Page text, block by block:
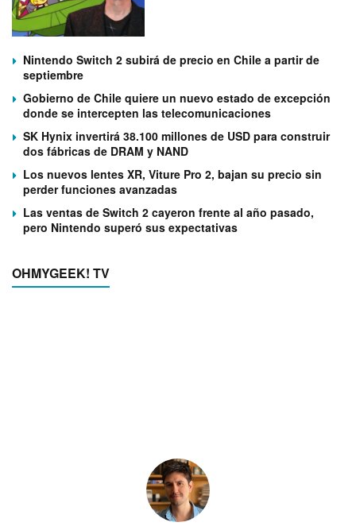
Nintendo Switch 2 subirá de precio en Chile a partir de
septiembre
Gobierno de Chile quiere un nuevo estado de excepción
donde se intercepten las telecomunicaciones
SK Hynix invertirá 38.100 millones de USD para construir
dos fábricas de DRAM y NAND
Los nuevos lentes XR, Viture Pro 2, bajan su precio sin
perder funciones avanzadas
Las ventas de Switch 2 cayeron frente al año pasado,
pero Nintendo superó sus expectativas
OHMYGEEK! TV